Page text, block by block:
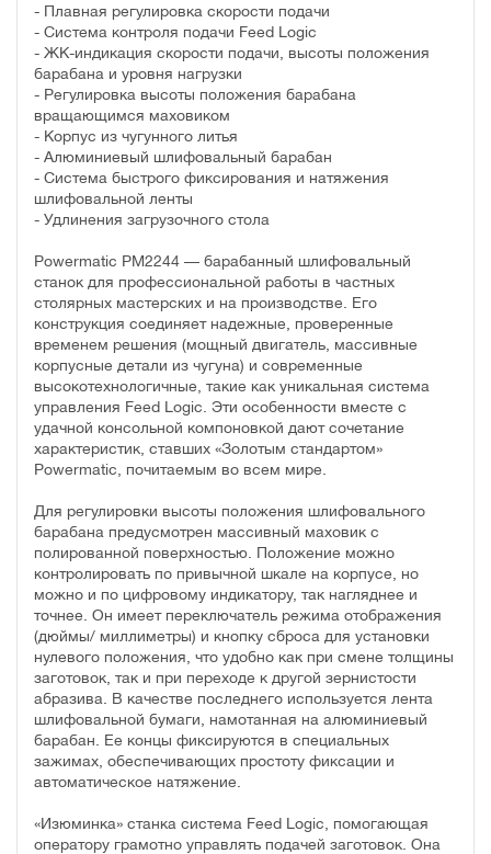
- Плавная регулировка скорости подачи
- Система контроля подачи Feed Logic
- ЖК-индикация скорости подачи, высоты положения
барабана и уровня нагрузки
- Регулировка высоты положения барабана
вращающимся маховиком
- Корпус из чугунного литья
- Алюминиевый шлифовальный барабан
- Система быстрого фиксирования и натяжения
шлифовальной ленты
- Удлинения загрузочного стола
Powermatic PM2244 — барабанный шлифовальный
станок для профессиональной работы в частных
столярных мастерских и на производстве. Его
конструкция соединяет надежные, проверенные
временем решения (мощный двигатель, массивные
корпусные детали из чугуна) и современные
высокотехнологичные, такие как уникальная система
управления Feed Logic. Эти особенности вместе с
удачной консольной компоновкой дают сочетание
характеристик, ставших «Золотым стандартом»
Powermatic, почитаемым во всем мире.
Для регулировки высоты положения шлифовального
барабана предусмотрен массивный маховик с
полированной поверхностью. Положение можно
контролировать по привычной шкале на корпусе, но
можно и по цифровому индикатору, так нагляднее и
точнее. Он имеет переключатель режима отображения
(дюймы/ миллиметры) и кнопку сброса для установки
нулевого положения, что удобно как при смене толщины
заготовок, так и при переходе к другой зернистости
абразива. В качестве последнего используется лента
шлифовальной бумаги, намотанная на алюминиевый
барабан. Ее концы фиксируются в специальных
зажимах, обеспечивающих простоту фиксации и
автоматическое натяжение.
«Изюминка» станка система Feed Logic, помогающая
оператору грамотно управлять подачей заготовок. Она